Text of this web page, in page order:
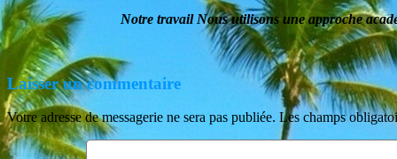
Notre travail Nous utilisons une approche
Laisser un commentaire
Votre adresse de messagerie ne sera pas publiée. Les champs